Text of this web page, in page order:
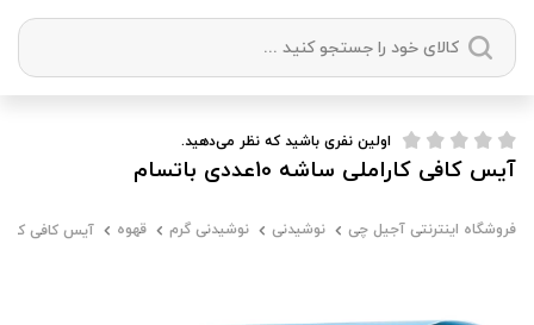
دسته بندی ها
آجیل میوه خشک خشکبار
فروشگاه اینترنتی آجیل چی نوشیدنی نوشیدنی گرم قهوه آیس کافی کاراملی
اولین نفری باشید که نظر می‌دهید.
آیس کافی کاراملی ساشه 10عددی باتسام